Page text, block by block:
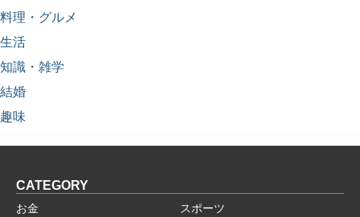
料理・グルメ
生活
知識・雑学
結婚
趣味
CATEGORY
お金
スポーツ